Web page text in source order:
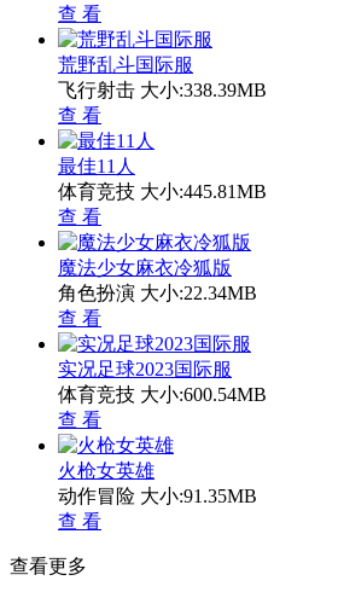
查 看
荒野乱斗国际服
飞行射击 大小:338.39MB
查 看
最佳11人
体育竞技 大小:445.81MB
查 看
魔法少女麻衣冷狐版
角色扮演 大小:22.34MB
查 看
实况足球2023国际服
体育竞技 大小:600.54MB
查 看
火枪女英雄
动作冒险 大小:91.35MB
查 看
查看更多